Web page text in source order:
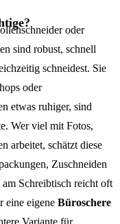
oder
sind robust, schnell
schneidest. Sie
oder
etwas ruhiger, sind
Wer viel mit Fotos,
arbeitet, schätzt diese
Zuschneiden
Schreibtisch reicht oft
eine eigene Büroschere
Variante für